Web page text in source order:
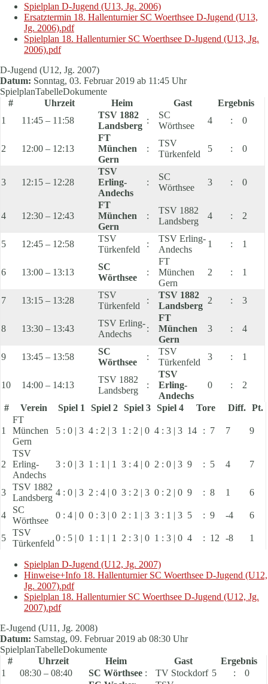
Spielplan D-Jugend (U13, Jg. 2006)
Ersatztermin 18. Hallenturnier SC Woerthsee D-Jugend (U13,
Jg. 2006).pdf
Spielplan 18. Hallenturnier SC Woerthsee D-Jugend (U13, Jg.
2006).pdf
D-Jugend (U12, Jg. 2007)
Datum: Sonntag, 03. Februar 2019 ab 11:45 Uhr
SpielplanTabelleDokumente
#
Uhrzeit Heim Gast
Ergebnis
1
11:45 – 11:58
TSV 1882
Landsberg
:
SC
Wörthsee
4 : 0
2 12:00 – 12:13
FT
München
Gern
:
TSV
Türkenfeld
5 : 0
3 12:15 – 12:28
TSV
Erling-
Andechs
:
SC
Wörthsee
3 : 0
4 12:30 – 12:43
FT
München
Gern
:
TSV 1882
Landsberg
4 : 2
5 12:45 – 12:58
TSV
Türkenfeld
:
TSV Erling-
Andechs
1 : 1
6 13:00 – 13:13
SC
Wörthsee
:
FT
München
Gern
2 : 1
7 13:15 – 13:28
TSV
Türkenfeld
:
TSV 1882
Landsberg
2 : 3
8 13:30 – 13:43
TSV Erling-
Andechs
:
FT
München
Gern
3 : 4
9 13:45 – 13:58
SC
Wörthsee
:
TSV
Türkenfeld
3 : 1
10 14:00 – 14:13
TSV 1882
Landsberg
:
TSV
Erling-
Andechs
0 : 2
# Verein Spiel 1 Spiel 2 Spiel 3 Spiel 4 Tore Diff. Pt.
1
FT
München
Gern
5 : 0 | 3 4 : 2 | 3 1 : 2 | 0 4 : 3 | 3 14 : 7 7 9
2
TSV
Erling-
Andechs
3 : 0 | 3 1 : 1 | 1 3 : 4 | 0 2 : 0 | 3 9 : 5 4 7
3
TSV 1882
Landsberg
4 : 0 | 3 2 : 4 | 0 3 : 2 | 3 0 : 2 | 0 9 : 8 1 6
4
SC
Wörthsee
0 : 4 | 0 0 : 3 | 0 2 : 1 | 3 3 : 1 | 3 5 : 9 -4 6
5
TSV
Türkenfeld
0 : 5 | 0 1 : 1 | 1 2 : 3 | 0 1 : 3 | 0 4 : 12 -8 1
Spielplan D-Jugend (U12, Jg. 2007)
Hinweise+Info 18. Hallenturnier SC Woerthsee D-Jugend (U12,
Jg. 2007).pdf
Spielplan 18. Hallenturnier SC Woerthsee D-Jugend (U12, Jg.
2007).pdf
E-Jugend (U11, Jg. 2008)
Datum: Samstag, 09. Februar 2019 ab 08:30 Uhr
SpielplanTabelleDokumente
#
Uhrzeit Heim Gast
Ergebnis
1
08:30 – 08:40 SC Wörthsee : TV Stockdorf 5 :
0